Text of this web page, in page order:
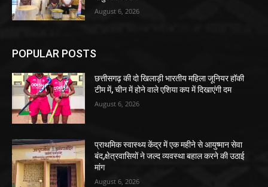
August 6, 2026
POPULAR POSTS
छत्तीसगढ़ की दो खिलाड़ी भारतीय महिला जूनियर हॉकी
टीम में, चीन में होने वाले एशिया कप में दिखाएंगी दम
August 6, 2026
प्राथमिक स्वास्थ्य केंद्र में एक महीने से आयुष्मान सेवा
बंद,क्षेत्रवासियों ने जल्द व्यवस्था बहाल करने की उठाई
मांग
August 6, 2026